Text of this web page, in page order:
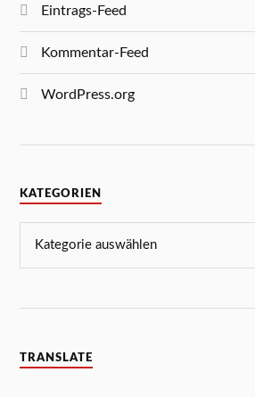
Eintrags-Feed
Kommentar-Feed
WordPress.org
KATEGORIEN
TRANSLATE